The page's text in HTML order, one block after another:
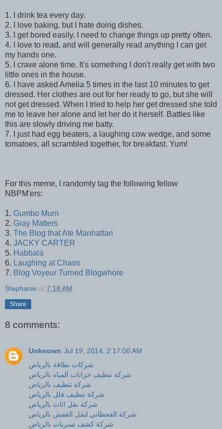
1. I drink tea every day.
2. I love baking, but I hate doing dishes.
3. I get bored easily. I need to change things up pretty often.
4. I love to read, and will generally read anything I can get
my hands one.
5. I crave alone time. It's something I don't really get with two
little ones in the house.
6. I have asked Amelia 5 times in the last 10 minutes to get
dressed. Her clothes are out for her ready to go, but she will
not get dressed. When I tried to help her get dressed she told
me to leave her alone and let her do it herself. Battles like
this are slowly driving me batty.
7. I just had egg beaters, a laughing cow wedge, and some
tomatoes, all scrambled together, for breakfast. Yum!
For this meme, I randomly tag the following fellow
NBPM'ers:
1. Gumbo Mum
2. Gray Matters
3. The Blog that Ate Manhattan
4. JACKY CARTER
5. Habbala
6. Laughing at Chaos
7. Blog Voyeur Turned Blogwhore
Stephanie at 7:18 AM
Share
8 comments:
Unknown Jul 19, 2014, 2:17:00 AM
شركات نظافة بالرياض
شركة تنظيف خزانات المياه بالرياض
شركة تنظيف بالرياض
شركة تنظيف فلل بالرياض
شركة نقل اثاث بالرياض
شركة القحطاني لنقل العفش بالرياض
شركة كشف تسربات بالرياض